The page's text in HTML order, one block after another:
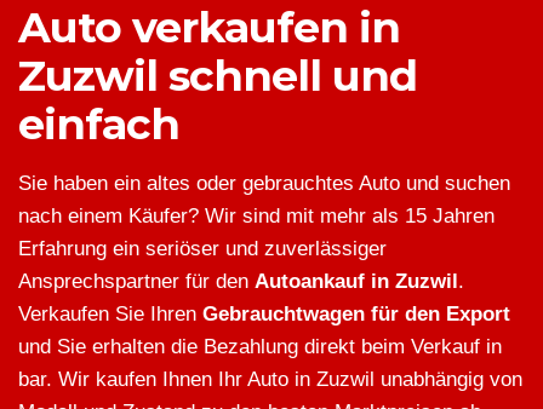
Auto verkaufen in
Zuzwil schnell und
einfach
Sie haben ein altes oder gebrauchtes Auto und suchen
nach einem Käufer? Wir sind mit mehr als 15 Jahren
Erfahrung ein seriöser und zuverlässiger
Ansprechspartner für den Autoankauf in Zuzwil.
Verkaufen Sie Ihren Gebrauchtwagen für den Export
und Sie erhalten die Bezahlung direkt beim Verkauf in
bar. Wir kaufen Ihnen Ihr Auto in Zuzwil unabhängig von